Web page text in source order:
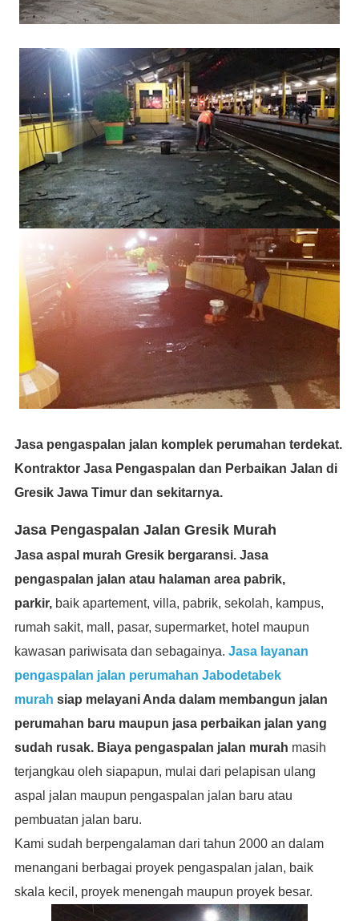
Jasa pengaspalan jalan komplek perumahan terdekat.
Kontraktor Jasa Pengaspalan dan Perbaikan Jalan di
Gresik Jawa Timur dan sekitarnya.
Jasa Pengaspalan Jalan Gresik Murah
Jasa aspal murah Gresik bergaransi. Jasa
pengaspalan jalan atau halaman area pabrik,
parkir,baik apartement, villa, pabrik, sekolah, kampus,
rumah sakit, mall, pasar, supermarket, hotel maupun
kawasan pariwisata dan sebagainya. Jasa layanan
pengaspalan jalan perumahan Jabodetabek
murah siap melayani Anda dalam membangun jalan
perumahan baru maupun jasa perbaikan jalan yang
sudah rusak. Biaya pengaspalan jalan murah masih
terjangkau oleh siapapun, mulai dari pelapisan ulang
aspal jalan maupun pengaspalan jalan baru atau
pembuatan jalan baru.
Kami sudah berpengalaman dari tahun 2000 an dalam
menangani berbagai proyek pengaspalan jalan, baik
skala kecil, proyek menengah maupun proyek besar.